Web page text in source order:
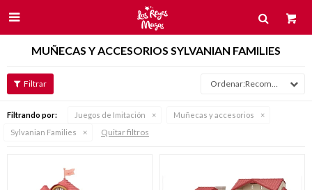

MUÑECAS Y ACCESORIOS SYLVANIAN FAMILIES
Recomendados
Filtrando por: Juegos de Imitación
Muñecas y accesorios
Sylvanian Families
Quitar filtros